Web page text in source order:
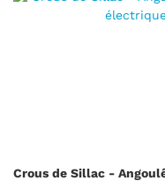
Crous de Sillac -